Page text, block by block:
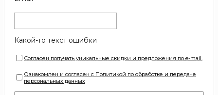
Какой-то текст ошибки
Согласен получать уникальные скидки и предложения по e-mail.
Ознакомлен и согласен с Политикой по обработке и передаче
персональных данных